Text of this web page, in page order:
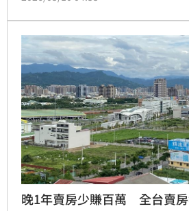
動產則配合「遺囑」簽立，待身
不僅完成先生遺願、保障配偶居
省房地合一稅。（陳韋帆）
晚1年賣房少賺百萬 全台賣